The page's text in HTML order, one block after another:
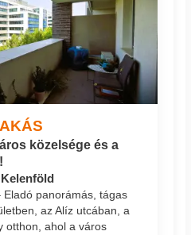
közelsége és a
panorámás, tágas
az Alíz utcában, a
otthon, ahol a város